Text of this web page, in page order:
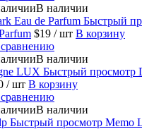
В наличии
Быстрый
$19 / шт В корзину
В наличии
Быстрый просмотр
/ шт В корзину
В наличии
Быстрый просмотр Memo